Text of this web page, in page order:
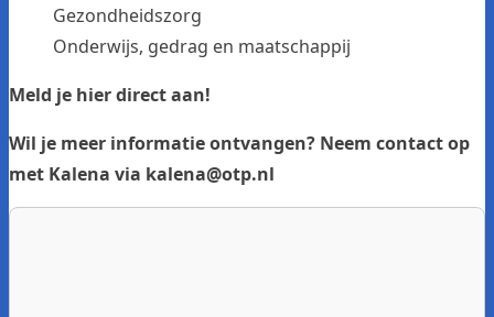
Gezondheidszorg
Onderwijs, gedrag en maatschappij
Meld je hierdirect aan!
Wil je meer informatie ontvangen? Neem contact op
met Kalena via kalena@otp.nl